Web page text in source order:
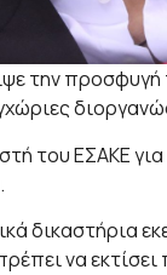
την προσφυγή
του ΕΣΑΚΕ
δικαστήρια
να εκτίσει